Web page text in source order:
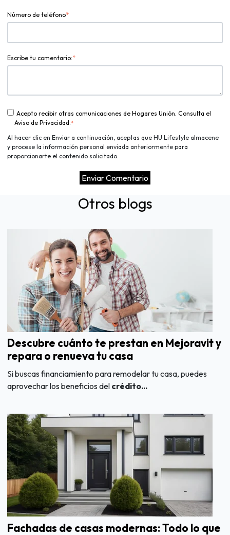
Número de teléfono*
Escribe tu comentario:*
Acepto recibir otras comunicaciones de Hogares Unión. Consulta el
Aviso de Privacidad.*
Al hacer clic en Enviar a continuación, aceptas que HU Lifestyle almacene
y procese la información personal enviada anteriormente para
proporcionarte el contenido solicitado.
Otros blogs
Descubre cuánto te prestan en Mejoravit y
repara o renueva tu casa
Si buscas financiamiento para remodelar tu casa, puedes
aprovechar los beneficios del crédito...
Fachadas de casas modernas: Todo lo que